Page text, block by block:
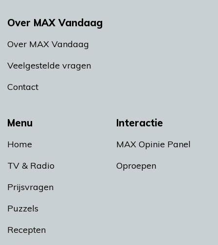
Menu
Home
TV & Radio
Prijsvragen
Puzzels
Recepten
Interactie
MAX Opinie Panel
Oproepen
Over MAX Vandaag
Over MAX Vandaag
Veelgestelde vragen
Contact